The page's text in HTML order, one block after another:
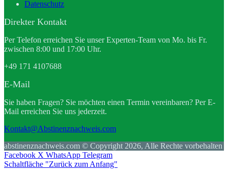
Datenschutz
Direkter Kontakt
Per Telefon erreichen Sie unser Experten-Team von Mo. bis Fr.
zwischen 8:00 und 17:00 Uhr.
+49 171 4107688
E-Mail
Sie haben Fragen? Sie möchten einen Termin vereinbaren? Per E-
Mail erreichen Sie uns jederzeit.
Kontakt@Abstinenznachweis.com
abstinenznachweis.com © Copyright 2026, Alle Rechte vorbehalten
Facebook X WhatsApp Telegram
Schaltfläche "Zurück zum Anfang"